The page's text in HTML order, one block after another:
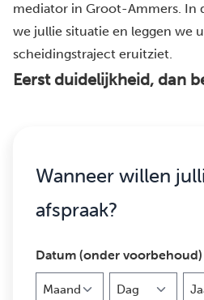
mediator in Groot-Ammers. In
we jullie situatie en leggen we
scheidingstraject eruitziet.
Eerst duidelijkheid, dan
Wanneer willen
afspraak?
Datum (onder voorbehoud)